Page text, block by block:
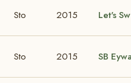
Sto 2015 Let's
Sto 2015 SB